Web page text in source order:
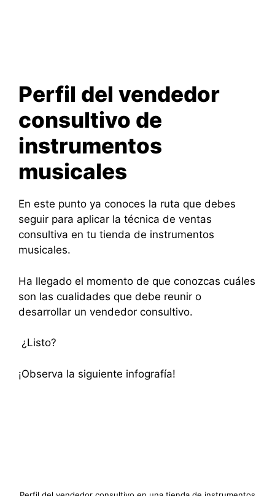
Perfil del vendedor
consultivo de
instrumentos
musicales
En este punto ya conoces la ruta que debes
seguir para aplicar la técnica de ventas
consultiva en tu tienda de instrumentos
musicales.
Ha llegado el momento de que conozcas cuáles
son las cualidades que debe reunir o
desarrollar un vendedor consultivo.
¿Listo?
¡Observa la siguiente infografía!